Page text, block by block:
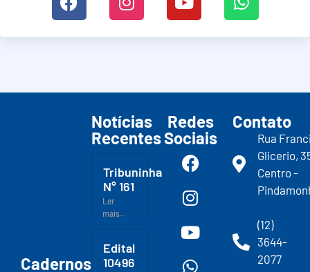
Cadernos
Notícias
Recentes
Tribuninha
N° 161
Ler
mais...
Edital
10496
Redes
Sociais
Contato
Rua
Glicerio,
Centro -
(12)
3644-
2077